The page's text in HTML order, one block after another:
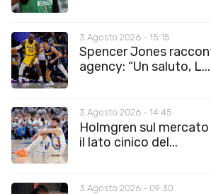
3 Agosto 2026 - 15:15
Spencer Jones
agency: “Un saluto, L...
3 Agosto 2026 - 14:45
Holmgren sul mercato
il lato cinico del...
3 Agosto 2026 - 09:30